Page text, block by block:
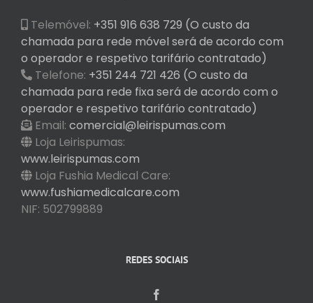
Telemóvel: +351 916 638 729 (O custo da
chamada para rede móvel será de acordo com
o operador e respetivo tarifário contratado)
Telefone: +351 244 721 426 (O custo da
chamada para rede fixa será de acordo com o
operador e respetivo tarifário contratado)
Email: comercial@leirispumas.com
Loja Leirispumas:
www.leirispumas.com
Loja Fushia Medical Care:
www.fushiamedicalcare.com
NIF: 502799889
REDES SOCIAIS